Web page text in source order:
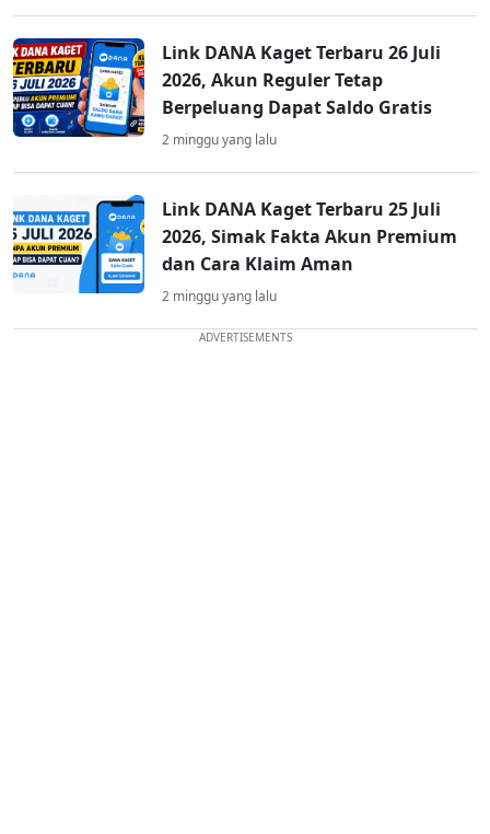
Link DANA Kaget Terbaru 26 Juli
2026, Akun Reguler Tetap
Berpeluang Dapat Saldo Gratis
2 minggu yang lalu
Link DANA Kaget Terbaru 25 Juli
2026, Simak Fakta Akun Premium
dan Cara Klaim Aman
2 minggu yang lalu
ADVERTISEMENTS